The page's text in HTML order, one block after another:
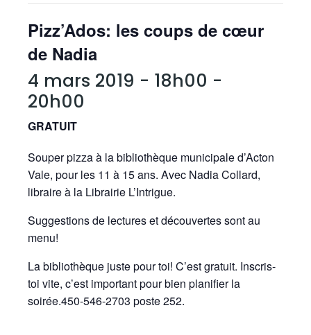
Pizz’Ados: les coups de cœur
de Nadia
4 mars 2019 - 18h00 -
20h00
GRATUIT
Souper pizza à la bibliothèque municipale d’Acton
Vale, pour les 11 à 15 ans. Avec Nadia Collard,
libraire à la Librairie L’Intrigue.
Suggestions de lectures et découvertes sont au
menu!
La bibliothèque juste pour toi! C’est gratuit. Inscris-
toi vite, c’est important pour bien planifier la
soirée.450-546-2703 poste 252.